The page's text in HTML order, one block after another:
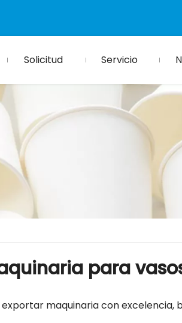
Solicitud Servicio
para
maquinaria con excelencia,